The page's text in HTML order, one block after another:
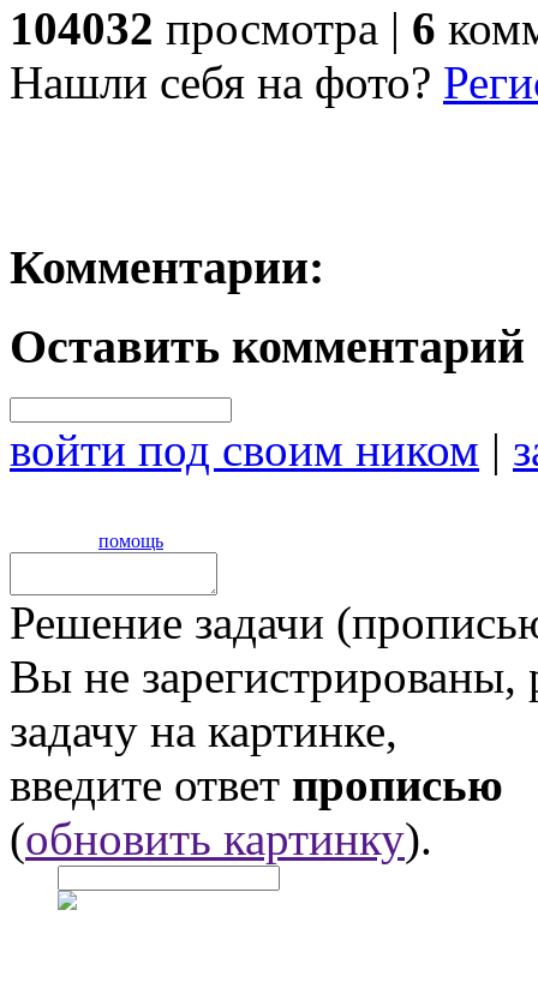
104032 просмотра | 6
Нашли себя на фото?
Комментарии:
Оставить комментарий
войти под своим ником |
помощь
Решение задачи
Вы не
задачу на картинке,
введите ответ прописью
(обновить картинку).